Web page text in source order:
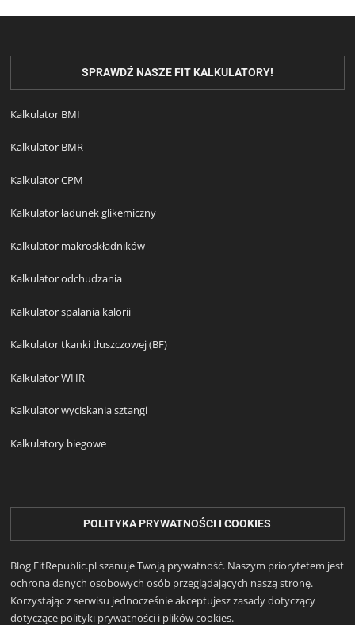
SPRAWDŹ NASZE FIT KALKULATORY!
Kalkulator BMI
Kalkulator BMR
Kalkulator CPM
Kalkulator ładunek glikemiczny
Kalkulator makroskładników
Kalkulator odchudzania
Kalkulator spalania kalorii
Kalkulator tkanki tłuszczowej (BF)
Kalkulator WHR
Kalkulator wyciskania sztangi
Kalkulatory biegowe
POLITYKA PRYWATNOŚCI I COOKIES
Blog FitRepublic.pl szanuje Twoją prywatność. Naszym priorytetem jest
ochrona danych osobowych osób przeglądających naszą stronę.
Korzystając z serwisu jednocześnie akceptujesz zasady dotyczący
dotyczące polityki prywatności i plików cookies.